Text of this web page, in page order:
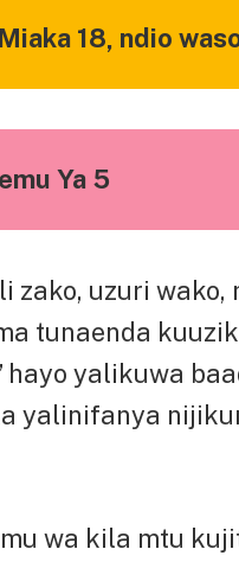
18, ndio
Ya 5
zako, uzuri wako,
tunaenda
yalikuwa
yalinifanya
wa kila mtu